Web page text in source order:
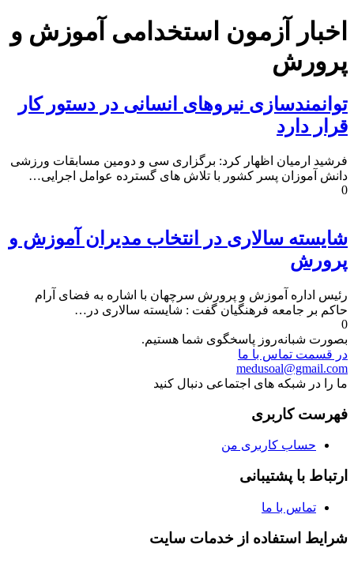
اخبار آزمون استخدامی آموزش و
پرورش
توانمندسازی نیروهای انسانی در دستور کار
قرار دارد
فرشید ارمیان اظهار کرد: برگزاری سی و دومین مسابقات ورزشی
دانش آموزان پسر کشور با تلاش های گسترده عوامل اجرایی…
0
شایسته سالاری در انتخاب مدیران آموزش و
پرورش
رئیس اداره آموزش و پرورش سرچهان با اشاره به فضای آرام
حاکم بر جامعه فرهنگیان گفت : شایسته سالاری در…
0
بصورت شبانه‌روز پاسخگوی شما هستیم.
در قسمت تماس با ما
medusoal@gmail.com
ما را در شبکه های اجتماعی دنبال کنید
فهرست کاربری
حساب کاربری من
ارتباط با پشتیبانی
تماس با ما
شرایط استفاده از خدمات سایت